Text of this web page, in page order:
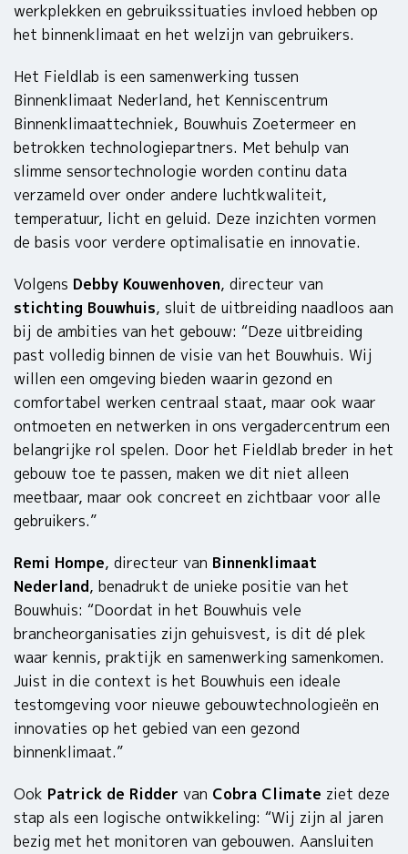
werkplekken en gebruikssituaties invloed hebben op
het binnenklimaat en het welzijn van gebruikers.
Het Fieldlab is een samenwerking tussen
Binnenklimaat Nederland, het Kenniscentrum
Binnenklimaattechniek, Bouwhuis Zoetermeer en
betrokken technologiepartners. Met behulp van
slimme sensortechnologie worden continu data
verzameld over onder andere luchtkwaliteit,
temperatuur, licht en geluid. Deze inzichten vormen
de basis voor verdere optimalisatie en innovatie.
Volgens Debby Kouwenhoven, directeur van
stichting Bouwhuis, sluit de uitbreiding naadloos aan
bij de ambities van het gebouw: “Deze uitbreiding
past volledig binnen de visie van het Bouwhuis. Wij
willen een omgeving bieden waarin gezond en
comfortabel werken centraal staat, maar ook waar
ontmoeten en netwerken in ons vergadercentrum een
belangrijke rol spelen. Door het Fieldlab breder in het
gebouw toe te passen, maken we dit niet alleen
meetbaar, maar ook concreet en zichtbaar voor alle
gebruikers.”
Remi Hompe, directeur van Binnenklimaat
Nederland, benadrukt de unieke positie van het
Bouwhuis: “Doordat in het Bouwhuis vele
brancheorganisaties zijn gehuisvest, is dit dé plek
waar kennis, praktijk en samenwerking samenkomen.
Juist in die context is het Bouwhuis een ideale
testomgeving voor nieuwe gebouwtechnologieën en
innovaties op het gebied van een gezond
binnenklimaat.”
Ook Patrick de Ridder van Cobra Climate ziet deze
stap als een logische ontwikkeling: “Wij zijn al jaren
bezig met het monitoren van gebouwen. Aansluiten